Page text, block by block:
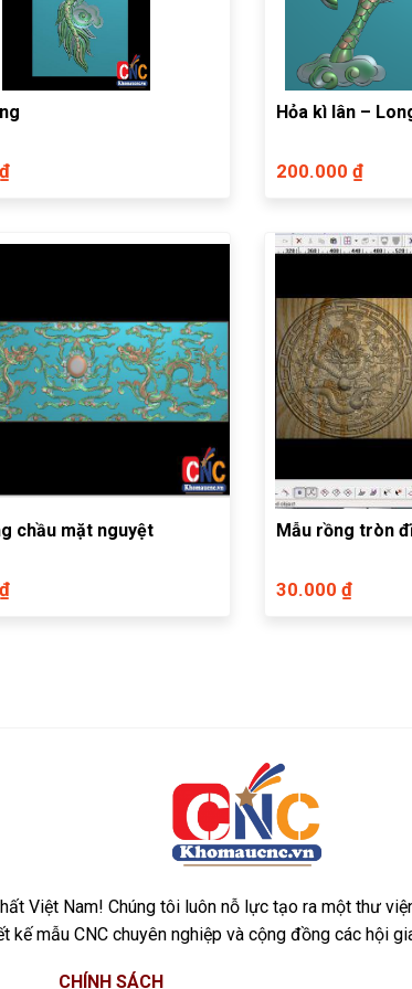
Hỏa kì lân –
200.000 ₫
chầu mặt nguyệt Mẫu rồng tròn
30.000 ₫
Việt Nam! Chúng tôi luôn nỗ lực tạo ra một thư
kế mẫu CNC chuyên nghiệp và cộng đồng các hội
CHÍNH SÁCH